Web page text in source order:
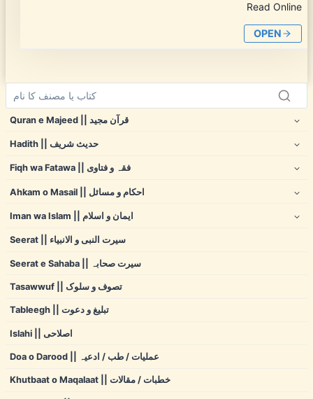
Read Online
OPEN
Quran e Majeed || قرآن مجید
Hadith || حدیث شریف
Fiqh wa Fatawa || فقہ و فتاوی
Ahkam o Masail || احکام و مسائل
Iman wa Islam || ایمان و اسلام
Seerat || سیرت النبی و الانبیاء
Seerat e Sahaba || سیرت صحابہ
Tasawwuf || تصوف و سلوک
Tableegh || تبلیغ و دعوت
Islahi || اصلاحی
Doa o Darood || عملیات / طب / ادعیہ
Khutbaat o Maqalaat || خطبات / مقالات